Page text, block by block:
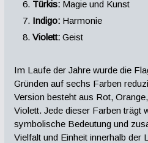
Türkis:Magie und Kunst
Indigo:Harmonie
Violett:Geist
Im Laufe der Jahre wurde die
Gründen auf sechs Farben
Version besteht aus Rot,
Violett. Jede dieser Farben trägt
symbolische Bedeutung und
Vielfalt und Einheit innerhalb der